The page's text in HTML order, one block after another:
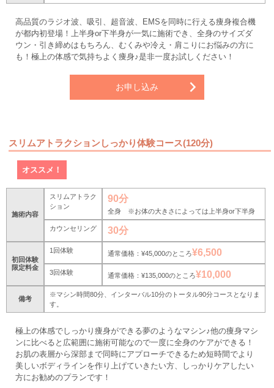
高品質のラジオ波、吸引、超音波、EMSを同時に行える痩身複合機
が都内初登場！上半身or下半身が一気に施術でき、全身のサイズダ
ウン・引き締めはもちろん、むくみや冷え・肩こりにお悩みの方に
も！極上の体感で気持ちよく痩身♪是非一度お試しください！
お申し込み
スリムアトラクションしっかり体験コース(120分)
オススメ！
施術内容
スリムアトラク
ション
90分
全身 ※お体の大きさによっては上半身or下半身
カウンセリング 30分
初回体験
限定料金
1回体験 通常価格：¥45,000のところ¥6,500
3回体験 通常価格：¥135,000のところ¥10,000
備考
※マシン時間80分、インターバル10分のトータル90分コースとなりま
す。
極上の体感でしっかり痩身ができる夢のようなマシン♪他の痩身マシ
ンに比べると広範囲に施術可能なので一度に全身のケアができる！
お肌の表層から深部まで同時にアプローチできるため短時間でより
美しいボディラインを作り上げていきたい方、しっかりケアしたい
方にお勧めのプランです！